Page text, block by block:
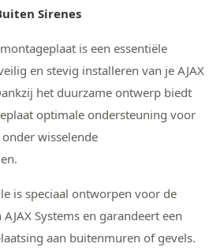
Sirenes
is een essentiële
en stevig installeren van je AJAX
het duurzame ontwerp biedt
optimale ondersteuning voor
wisselende
is speciaal ontworpen voor de
Systems en garandeert een
aan buitenmuren of gevels.